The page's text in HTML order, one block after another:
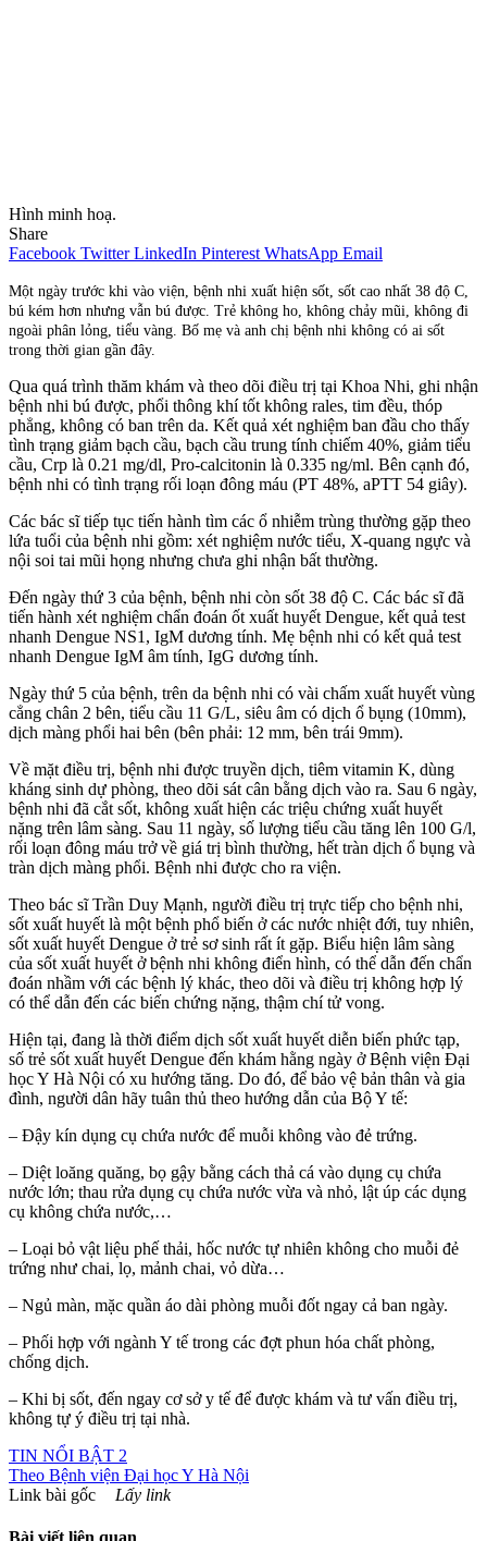
Hình minh hoạ.
Share
Facebook Twitter LinkedIn Pinterest WhatsApp Email
Một ngày trước khi vào viện, bệnh nhi xuất hiện sốt, sốt cao nhất 38 độ C,
bú kém hơn nhưng vẫn bú được. Trẻ không ho, không chảy mũi, không đi
ngoài phân lỏng, tiểu vàng. Bố mẹ và anh chị bệnh nhi không có ai sốt
trong thời gian gần đây.
Qua quá trình thăm khám và theo dõi điều trị tại Khoa Nhi, ghi nhận
bệnh nhi bú được, phổi thông khí tốt không rales, tim đều, thóp
phẳng, không có ban trên da. Kết quả xét nghiệm ban đầu cho thấy
tình trạng giảm bạch cầu, bạch cầu trung tính chiếm 40%, giảm tiểu
cầu, Crp là 0.21 mg/dl, Pro-calcitonin là 0.335 ng/ml. Bên cạnh đó,
bệnh nhi có tình trạng rối loạn đông máu (PT 48%, aPTT 54 giây).
Các bác sĩ tiếp tục tiến hành tìm các ổ nhiễm trùng thường gặp theo
lứa tuổi của bệnh nhi gồm: xét nghiệm nước tiểu, X-quang ngực và
nội soi tai mũi họng nhưng chưa ghi nhận bất thường.
Đến ngày thứ 3 của bệnh, bệnh nhi còn sốt 38 độ C. Các bác sĩ đã
tiến hành xét nghiệm chẩn đoán ốt xuất huyết Dengue, kết quả test
nhanh Dengue NS1, IgM dương tính. Mẹ bệnh nhi có kết quả test
nhanh Dengue IgM âm tính, IgG dương tính.
Ngày thứ 5 của bệnh, trên da bệnh nhi có vài chấm xuất huyết vùng
cẳng chân 2 bên, tiểu cầu 11 G/L, siêu âm có dịch ổ bụng (10mm),
dịch màng phổi hai bên (bên phải: 12 mm, bên trái 9mm).
Về mặt điều trị, bệnh nhi được truyền dịch, tiêm vitamin K, dùng
kháng sinh dự phòng, theo dõi sát cân bằng dịch vào ra. Sau 6 ngày,
bệnh nhi đã cắt sốt, không xuất hiện các triệu chứng xuất huyết
nặng trên lâm sàng. Sau 11 ngày, số lượng tiểu cầu tăng lên 100 G/l,
rối loạn đông máu trở về giá trị bình thường, hết tràn dịch ổ bụng và
tràn dịch màng phổi. Bệnh nhi được cho ra viện.
Theo bác sĩ Trần Duy Mạnh, người điều trị trực tiếp cho bệnh nhi,
sốt xuất huyết là một bệnh phổ biến ở các nước nhiệt đới, tuy nhiên,
sốt xuất huyết Dengue ở trẻ sơ sinh rất ít gặp. Biểu hiện lâm sàng
của sốt xuất huyết ở bệnh nhi không điển hình, có thể dẫn đến chẩn
đoán nhầm với các bệnh lý khác, theo dõi và điều trị không hợp lý
có thể dẫn đến các biến chứng nặng, thậm chí tử vong.
Hiện tại, đang là thời điểm dịch sốt xuất huyết diễn biến phức tạp,
số trẻ sốt xuất huyết Dengue đến khám hằng ngày ở Bệnh viện Đại
học Y Hà Nội có xu hướng tăng. Do đó, để bảo vệ bản thân và gia
đình, người dân hãy tuân thủ theo hướng dẫn của Bộ Y tế:
– Đậy kín dụng cụ chứa nước để muỗi không vào đẻ trứng.
– Diệt loăng quăng, bọ gậy bằng cách thả cá vào dụng cụ chứa
nước lớn; thau rửa dụng cụ chứa nước vừa và nhỏ, lật úp các dụng
cụ không chứa nước,…
– Loại bỏ vật liệu phế thải, hốc nước tự nhiên không cho muỗi đẻ
trứng như chai, lọ, mảnh chai, vỏ dừa…
– Ngủ màn, mặc quần áo dài phòng muỗi đốt ngay cả ban ngày.
– Phối hợp với ngành Y tế trong các đợt phun hóa chất phòng,
chống dịch.
– Khi bị sốt, đến ngay cơ sở y tế để được khám và tư vấn điều trị,
không tự ý điều trị tại nhà.
TIN NỔI BẬT 2
Theo Bệnh viện Đại học Y Hà Nội
Link bài gốc
Lấy link
Bài viết liên quan